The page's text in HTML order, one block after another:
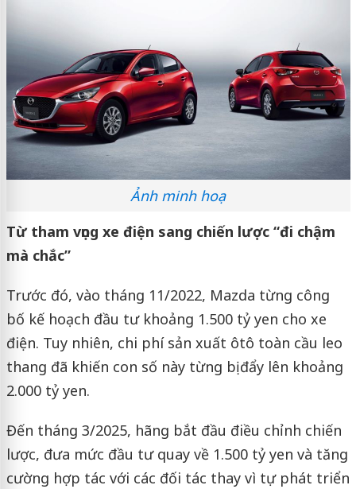
Ảnh minh hoạ
Từ tham vọng xe điện sang chiến lược “đi chậm
mà chắc”
Trước đó, vào tháng 11/2022, Mazda từng công
bố kế hoạch đầu tư khoảng 1.500 tỷ yen cho xe
điện. Tuy nhiên, chi phí sản xuất ôtô toàn cầu leo
thang đã khiến con số này từng bị đẩy lên khoảng
2.000 tỷ yen.
Đến tháng 3/2025, hãng bắt đầu điều chỉnh chiến
lược, đưa mức đầu tư quay về 1.500 tỷ yen và tăng
cường hợp tác với các đối tác thay vì tự phát triển